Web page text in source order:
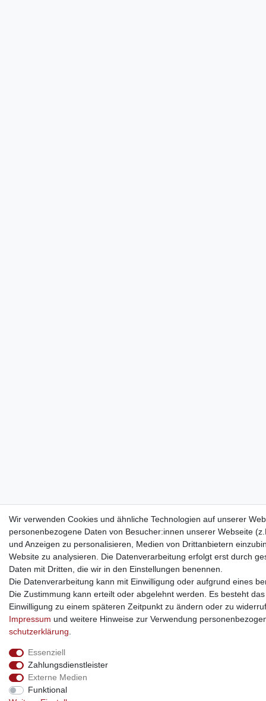
Wir verwenden Cookies und ähnliche Technologien auf unserer
personenbezogene Daten von Besucher:innen unserer Webseite
und Anzeigen zu personalisieren, Medien von Drittanbietern
Website zu analysieren. Die Datenverarbeitung erfolgt erst durch
Daten mit Dritten, die wir in den Einstellungen benennen.
Die Datenverarbeitung kann mit Einwilligung oder aufgrund eines
Die Zustimmung kann erteilt oder abgelehnt werden. Es besteht
Einwilligung zu einem späteren Zeitpunkt zu ändern oder zu
Impressum und weitere Hinweise zur Verwendung
schutz­erklärung
Essenziell
Zahlungsdienstleister
Externe Medien
Funktional